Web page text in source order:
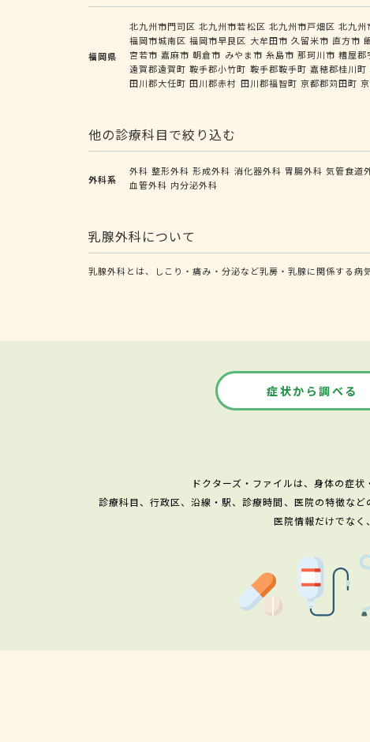
福岡県
北九州市門司区 北九州市若松区 北九州市戸畑区 北九州
福岡市城南区 福岡市早良区 大牟田市 久留米市 直方市
宮若市 嘉麻市 朝倉市 みやま市 糸島市 那珂川市 糟屋郡
遠賀郡遠賀町 鞍手郡小竹町 鞍手郡鞍手町 嘉穂郡桂川町
田川郡大任町 田川郡赤村 田川郡福智町 京都郡苅田町
他の診療科目で絞り込む
外科系
外科 整形外科 形成外科 消化器外科 胃腸外科 気管食道
血管外科 内分泌外科
乳腺外科について
乳腺外科とは、しこり・痛み・分泌など乳房・乳腺に関係する病
症状から調べる
ドクターズ・ファイルは、身体の症
診療科目、行政区、沿線・駅、診療時間、医院の特徴な
医院情報だけでなく